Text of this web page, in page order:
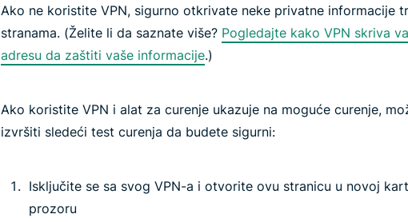
Ako ne koristite VPN, sigurno otkrivate neke privatne informacije
stranama. (Želite li da saznate više? Pogledajte kako VPN skriva
adresu da zaštiti vaše informacije.)
Ako koristite VPN i alat za curenje ukazuje na moguće curenje,
izvršiti sledeći test curenja da budete sigurni:
Isključite se sa svog VPN-a i otvorite ovu stranicu u novoj
prozoru